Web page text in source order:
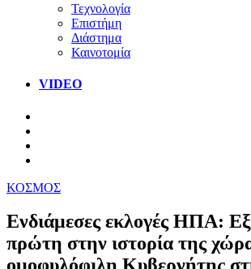
Τεχνολογία
Επιστήμη
Διάστημα
Καινοτομία
VIDEO
ΚΟΣΜΟΣ
Ενδιάμεσες εκλογές ΗΠΑ:
πρώτη στην ιστορία της